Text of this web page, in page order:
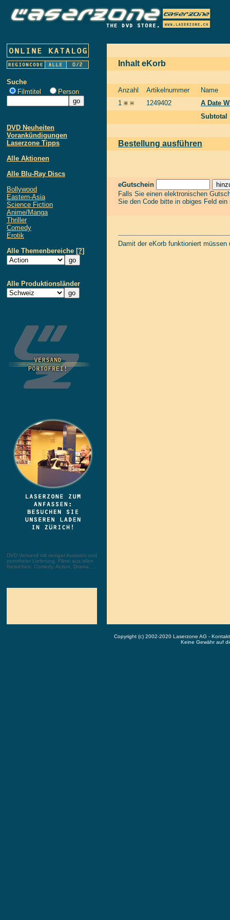
Suche
Filmtitel
Person
DVD Neuheiten
Vorankündigungen
Laserzone Tipps
Alle Aktionen
Alle Blu-Ray Discs
Bollywood
Eastern-Asia
Science Fiction
Anime/Manga
Thriller
Comedy
Erotik
Alle Themenbereiche [?]
Alle Produktionsländer
DVD Versand mit riesiger Auswahl und
portofreier Lieferung. Filme aus allen
Bereichen: Comedy, Action, Drama, ...
Inhalt eKorb
Anzahl Artikelnummer
Name
1
1249402
A Date
Subtotal
Bestellung ausführen
eGutschein
Falls Sie einen elektronischen
Sie den Code bitte in obiges Feld
Damit der eKorb funktioniert
Copyright (c) 2002-2020 Laserzone AG -
Keine Gewähr auf